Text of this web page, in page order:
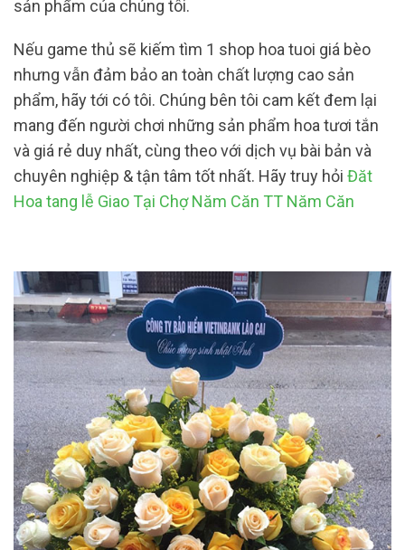
sản phẩm của chúng tôi.
Nếu game thủ sẽ kiếm tìm 1 shop hoa tuoi giá bèo
nhưng vẫn đảm bảo an toàn chất lượng cao sản
phẩm, hãy tới có tôi. Chúng bên tôi cam kết đem lại
mang đến người chơi những sản phẩm hoa tươi tắn
và giá rẻ duy nhất, cùng theo với dịch vụ bài bản và
chuyên nghiệp & tận tâm tốt nhất. Hãy truy hỏi Đăt
Hoa tang lễ Giao Tại Chợ Năm Căn TT Năm Căn